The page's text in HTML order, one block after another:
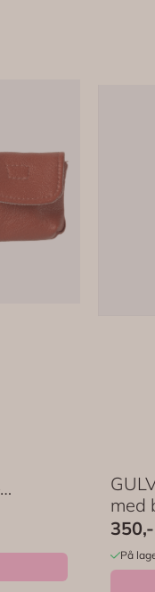
...
med
350,-
På